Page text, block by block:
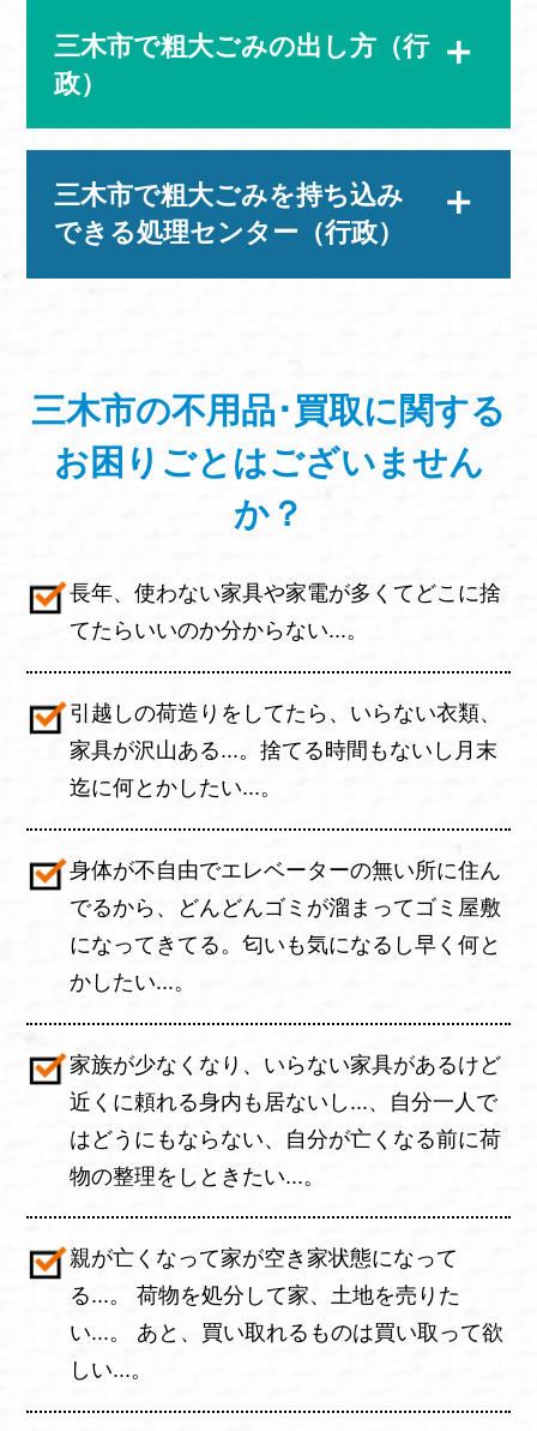
三木市で粗大ごみの出し方（行
政）
三木市で粗大ごみを持ち込み
できる処理センター（行政）
三木市の不用品･買取に関する
お困りごと はございません
か？
長年、使わない家具や家電が多くてどこに捨
てたらいいのか分からない...。
引越しの荷造りをしてたら、いらない衣類、
家具が沢山ある...。捨てる時間もないし月末
迄に何とかしたい...。
身体が不自由でエレベーターの無い所に住ん
でるから、どんどんゴミが溜まってゴミ屋敷
になってきてる。匂いも気になるし早く何と
かしたい...。
家族が少なくなり、いらない家具があるけど
近くに頼れる身内も居ないし...、自分一人で
はどうにもならない、自分が亡くなる前に荷
物の整理をしときたい...。
親が亡くなって家が空き家状態になって
る...。 荷物を処分して家、土地を売りた
い...。 あと、買い取れるものは買い取って欲
しい...。